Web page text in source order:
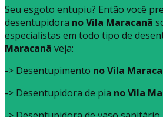
Seu esgoto entupiu? Então você
desentupidora no Vila Maracanã
especialistas em todo tipo de
Maracanã veja:
-> Desentupimento no Vila
-> Desentupidora de pia no Vila